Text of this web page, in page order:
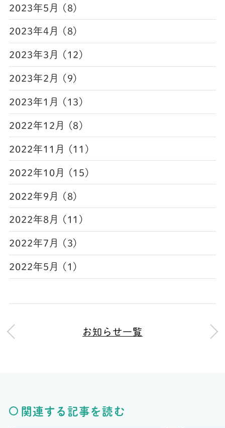
2023年5月 (8)
2023年4月 (8)
2023年3月 (12)
2023年2月 (9)
2023年1月 (13)
2022年12月 (8)
2022年11月 (11)
2022年10月 (15)
2022年9月 (8)
2022年8月 (11)
2022年7月 (3)
2022年5月 (1)
お知らせ一覧
関連する記事を読む